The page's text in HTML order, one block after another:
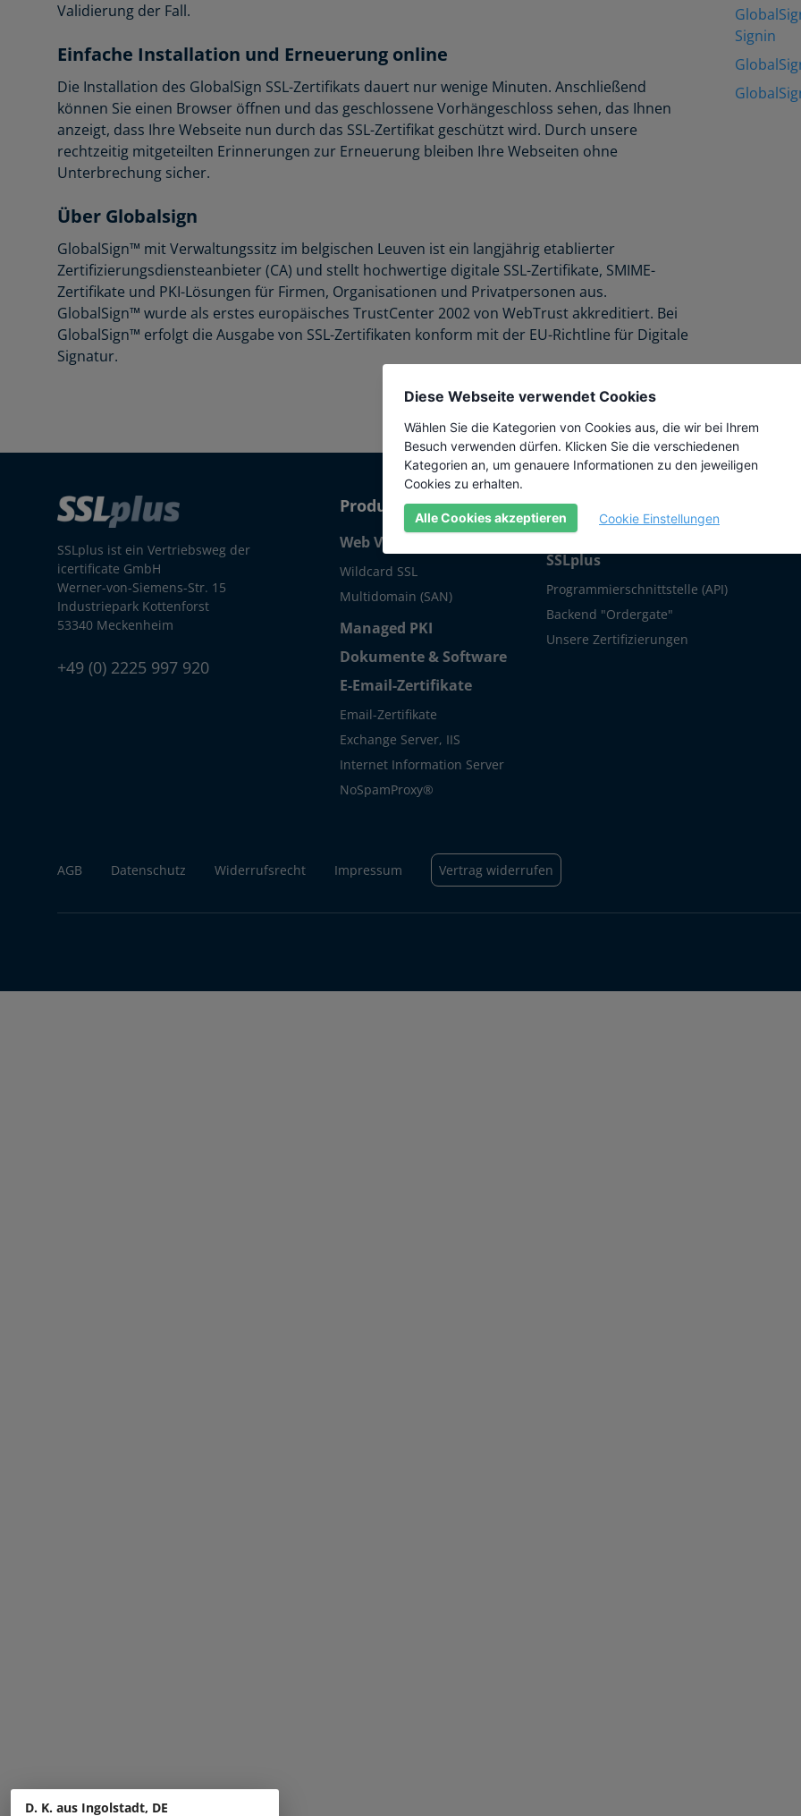
Validierung der Fall.
Einfache Installation und Erneuerung online
Die Installation des GlobalSign SSL-Zertifikats dauert nur wenige Minuten. Anschließend
können Sie einen Browser öffnen und das geschlossene Vorhängeschloss sehen, das Ihnen
anzeigt, dass Ihre Webseite nun durch das SSL-Zertifikat geschützt wird. Durch unsere
rechtzeitig mitgeteilten Erinnerungen zur Erneuerung bleiben Ihre Webseiten ohne
Unterbrechung sicher.
Über Globalsign
GlobalSign™ mit Verwaltungssitz im belgischen Leuven ist ein langjährig etablierter
Zertifizierungsdiensteanbieter (CA) und stellt hochwertige digitale SSL-Zertifikate, SMIME-
Zertifikate und PKI-Lösungen für Firmen, Organisationen und Privatpersonen aus.
GlobalSign™ wurde als erstes europäisches TrustCenter 2002 von WebTrust akkreditiert. Bei
GlobalSign™ erfolgt die Ausgabe von SSL-Zertifikaten konform mit der EU-Richtline für Digitale
Signatur.
Signin
SSLplus ist ein Vertriebsweg der
icertificate GmbH
Werner-von-Siemens-Str. 15
Industriepark Kottenforst
53340 Meckenheim
+49 (0) 2225 997 920
Produkte
Web Verschlüsselung
Wildcard SSL
Multidomain (SAN)
Managed PKI
Dokumente & Software
E-Email-Zertifikate
Email-Zertifikate
Exchange Server, IIS
Internet Information Server
NoSpamProxy®
Über uns
SSLplus
Programmierschnittstelle (API)
Backend "Ordergate"
Unsere Zertifizierungen
AGB Datenschutz Widerrufsrecht Impressum Vertrag widerrufen
Diese Webseite verwendet Cookies
Wählen Sie die Kategorien von Cookies aus, die wir bei Ihrem
Besuch verwenden dürfen. Klicken Sie die verschiedenen
Kategorien an, um genauere Informationen zu den jeweiligen
Cookies zu erhalten.
Alle Cookies akzeptieren Cookie Einstellungen
D. K. aus Ingolstadt, DE